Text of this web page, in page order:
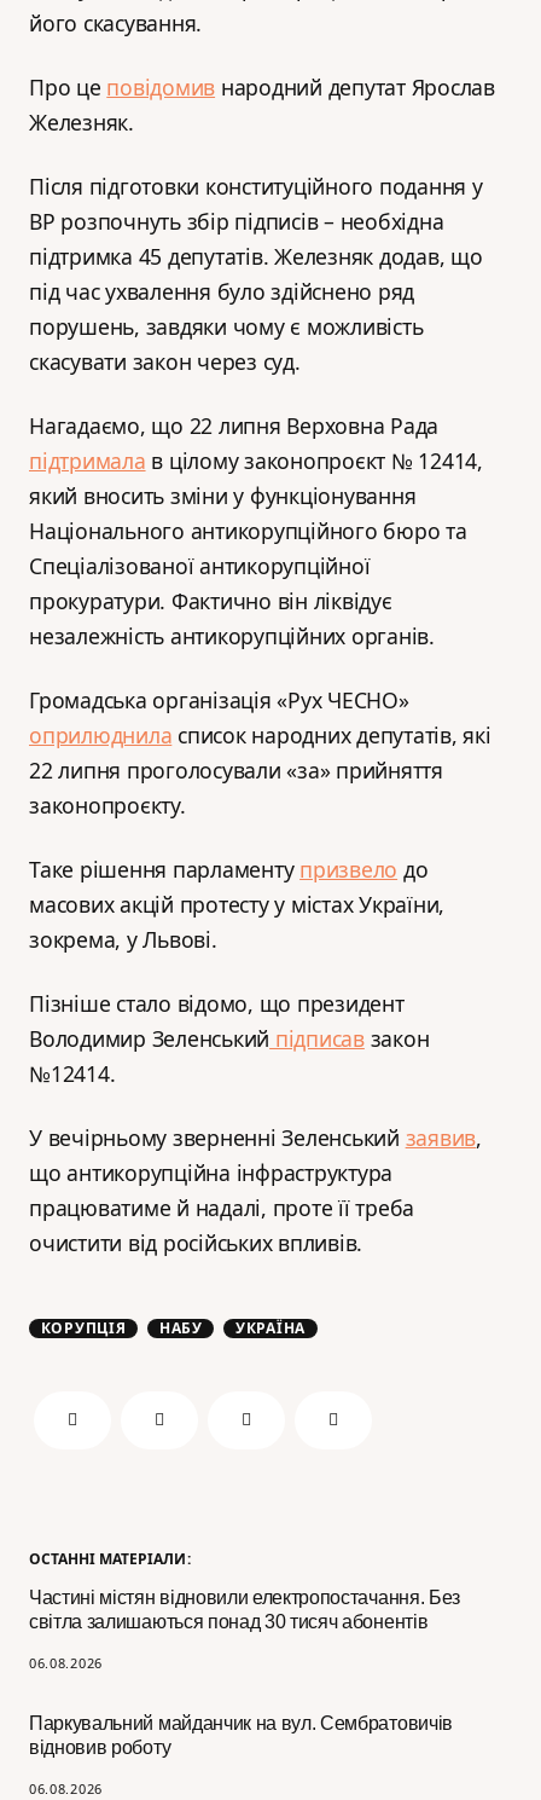
ОСТАННІ МАТЕРІАЛИ:
Частині містян відновили електропостачання. Без
світла залишаються понад 30 тисяч абонентів
06.08.2026
Паркувальний майданчик на вул. Сембратовичів
відновив роботу
06.08.2026
його скасування.
Про це повідомив народний депутат Ярослав
Железняк.
Після підготовки конституційного подання у
ВР розпочнуть збір підписів – необхідна
підтримка 45 депутатів. Железняк додав, що
під час ухвалення було здійснено ряд
порушень, завдяки чому є можливість
скасувати закон через суд.
Нагадаємо, що 22 липня Верховна Рада
підтримала в цілому законопроєкт № 12414,
який вносить зміни у функціонування
Національного антикорупційного бюро та
Спеціалізованої антикорупційної
прокуратури. Фактично він ліквідує
незалежність антикорупційних органів.
Громадська організація «Рух ЧЕСНО»
оприлюднила список народних депутатів, які
22 липня проголосували «за» прийняття
законопроєкту.
Таке рішення парламенту призвело до
масових акцій протесту у містах України,
зокрема, у Львові.
Пізніше стало відомо, що президент
Володимир Зеленський підписавзакон
№12414.
У вечірньому зверненні Зеленський заявив,
що антикорупційна інфраструктура
працюватиме й надалі, проте її треба
очистити від російських впливів.
КОРУПЦІЯ НАБУ УКРАЇНА